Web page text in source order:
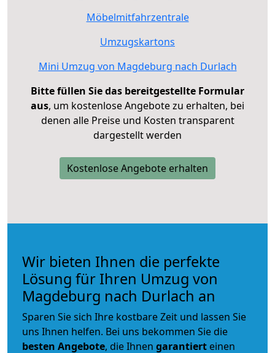
Möbelmitfahrzentrale
Umzugskartons
Mini Umzug von Magdeburg nach Durlach
Bitte füllen Sie das bereitgestellte Formular
aus, um kostenlose Angebote zu erhalten, bei
denen alle Preise und Kosten transparent
dargestellt werden
Kostenlose Angebote erhalten
Wir bieten Ihnen die perfekte
Lösung für Ihren Umzug von
Magdeburg nach Durlach an
Sparen Sie sich Ihre kostbare Zeit und lassen Sie
uns Ihnen helfen. Bei uns bekommen Sie die
besten Angebote, die Ihnen garantiert einen